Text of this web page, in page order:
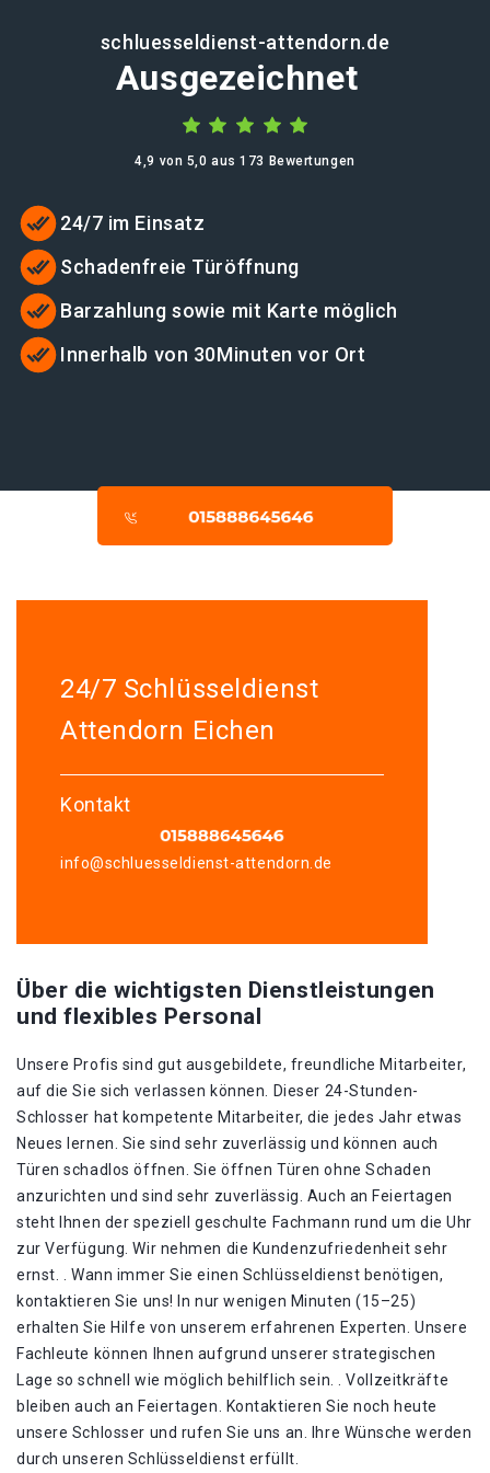
schluesseldienst-attendorn.de
Ausgezeichnet
4,9 von 5,0 aus 173 Bewertungen
24/7 im Einsatz
Schadenfreie Türöffnung
Barzahlung sowie mit Karte möglich
Innerhalb von 30Minuten vor Ort
24/7 Schlüsseldienst
Attendorn Eichen
Kontakt
info@schluesseldienst-attendorn.de
Über die wichtigsten Dienstleistungen
und flexibles Personal
Unsere Profis sind gut ausgebildete, freundliche Mitarbeiter,
auf die Sie sich verlassen können. Dieser 24-Stunden-
Schlosser hat kompetente Mitarbeiter, die jedes Jahr etwas
Neues lernen. Sie sind sehr zuverlässig und können auch
Türen schadlos öffnen. Sie öffnen Türen ohne Schaden
anzurichten und sind sehr zuverlässig. Auch an Feiertagen
steht Ihnen der speziell geschulte Fachmann rund um die Uhr
zur Verfügung. Wir nehmen die Kundenzufriedenheit sehr
ernst. . Wann immer Sie einen Schlüsseldienst benötigen,
kontaktieren Sie uns! In nur wenigen Minuten (15–25)
erhalten Sie Hilfe von unserem erfahrenen Experten. Unsere
Fachleute können Ihnen aufgrund unserer strategischen
Lage so schnell wie möglich behilflich sein. . Vollzeitkräfte
bleiben auch an Feiertagen. Kontaktieren Sie noch heute
unsere Schlosser und rufen Sie uns an. Ihre Wünsche werden
durch unseren Schlüsseldienst erfüllt.